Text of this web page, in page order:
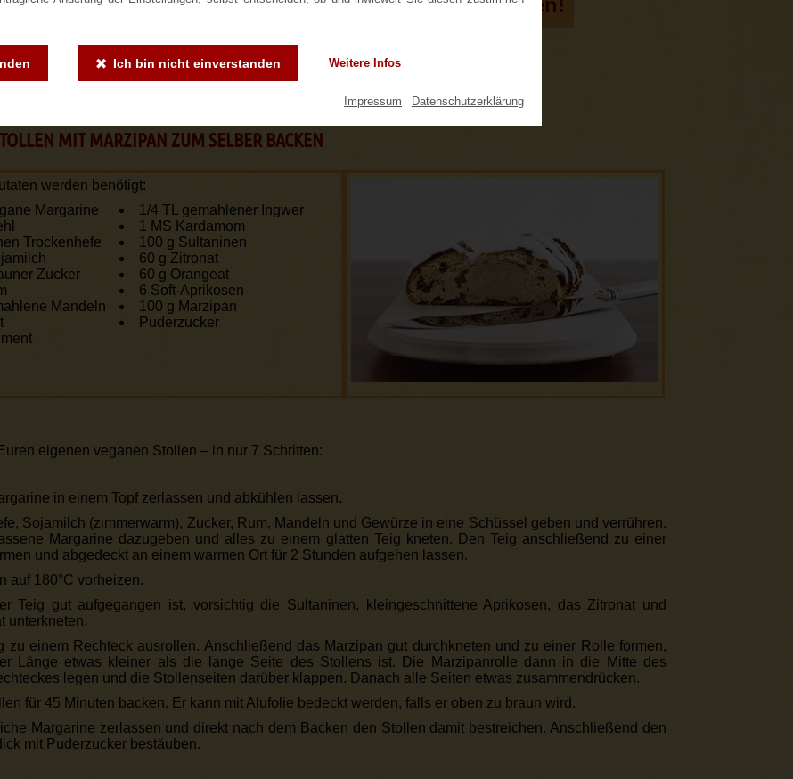
Ich bin nicht einverstanden Weitere Infos
Impressum Datenschutzerklärung
ihr den Original Dresdner Rosinenstollen bestellen!
MIT MARZIPAN ZUM SELBER BACKEN
werden benötigt:
Margarine
Trockenhefe
Zucker
Mandeln
1/4 TL gemahlener Ingwer
1 MS Kardamom
100 g Sultaninen
60 g Zitronat
60 g Orangeat
6 Soft-Aprikosen
100 g Marzipan
Puderzucker
eigenen veganen Stollen – in nur 7 Schritten:
in einem Topf zerlassen und abkühlen lassen.
Sojamilch (zimmerwarm), Zucker, Rum, Mandeln und Gewürze in eine Schüssel geben und verrühren.
Margarine dazugeben und alles zu einem glatten Teig kneten. Den Teig anschließend zu einer
und abgedeckt an einem warmen Ort für 2 Stunden aufgehen lassen.
auf 180°C vorheizen.
Teig gut aufgegangen ist, vorsichtig die Sultaninen, kleingeschnittene Aprikosen, das Zitronat und
unterkneten.
zu einem Rechteck ausrollen. Anschließend das Marzipan gut durchkneten und zu einer Rolle formen,
Länge etwas kleiner als die lange Seite des Stollens ist. Die Marzipanrolle dann in die Mitte des
legen und die Stollenseiten darüber klappen. Danach alle Seiten etwas zusammendrücken.
für 45 Minuten backen. Er kann mit Alufolie bedeckt werden, falls er oben zu braun wird.
Margarine zerlassen und direkt nach dem Backen den Stollen damit bestreichen. Anschließend den
mit Puderzucker bestäuben.